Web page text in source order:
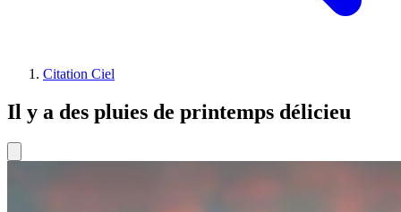
Citation Ciel
Il y a des pluies de printemps délicieu